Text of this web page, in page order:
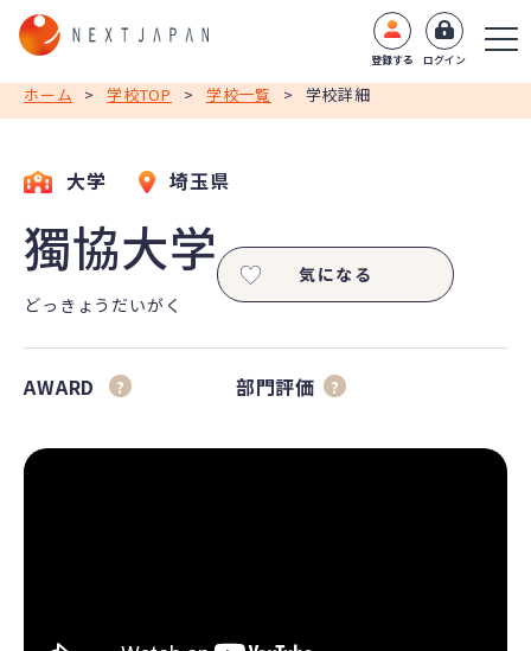
登録する ログイン
ホーム > 学校TOP > 学校一覧 > 学校詳細
大学 埼玉県
獨協大学
どっきょうだいがく
気になる
AWARD ? 部門評価 ?